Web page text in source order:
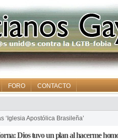
FORO CONTACTO
‘Iglesia Apostólica Brasileña’
Dios tuvo un plan al hacerme